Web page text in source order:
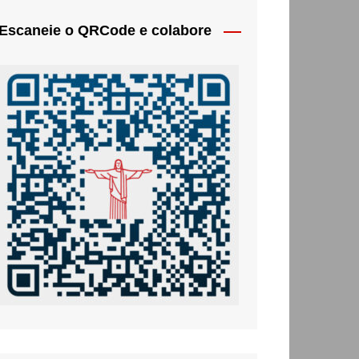
o QRCode e colabore